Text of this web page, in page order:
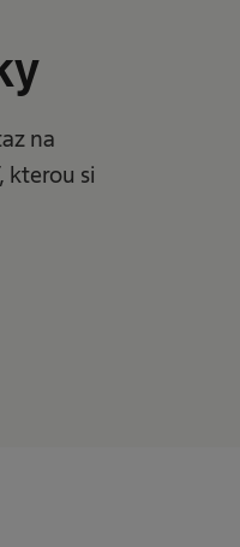
na
kterou si